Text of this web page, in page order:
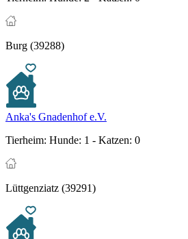
Burg (39288)
Anka's Gnadenhof e.V.
Tierheim: Hunde: 1 - Katzen: 0
Lüttgenziatz (39291)